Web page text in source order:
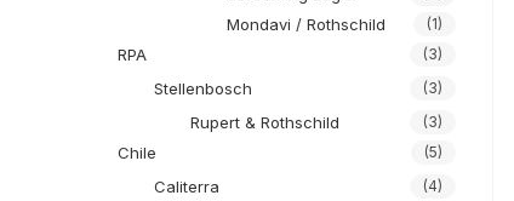
Mondavi / Rothschild (1)
RPA (3)
Stellenbosch (3)
Rupert & Rothschild (3)
Chile (5)
Caliterra (4)